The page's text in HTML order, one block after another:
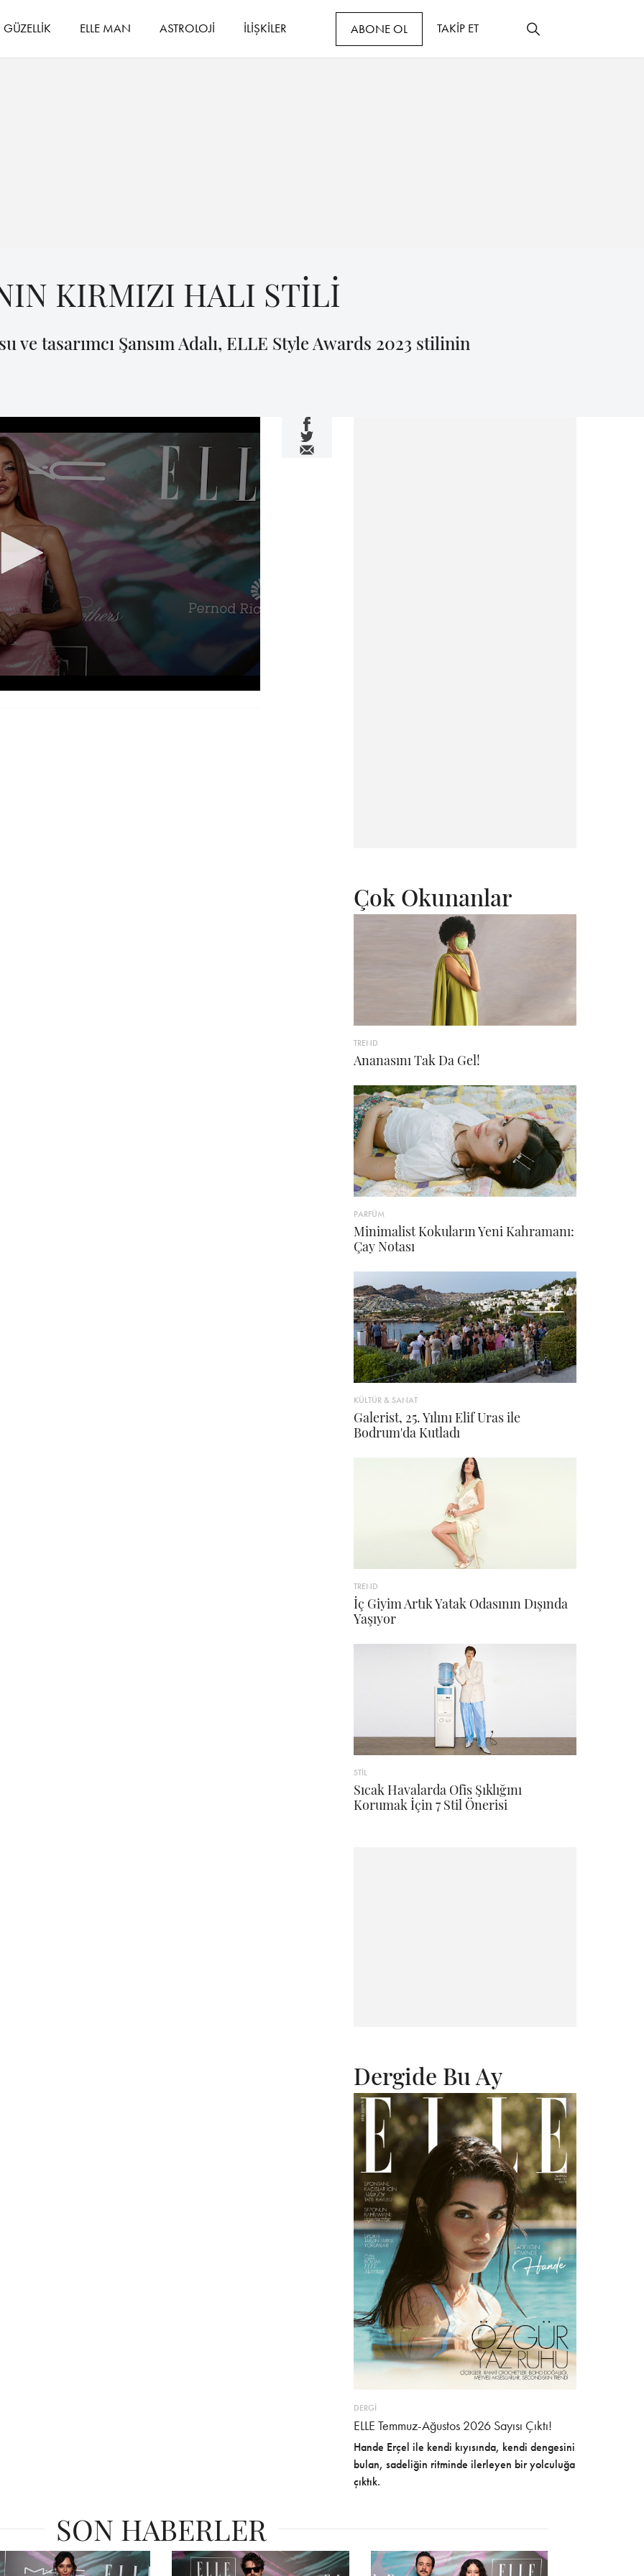
GÜZELLİK ELLE MAN ASTROLOJİ İLİŞKİLER ABONE OL TAKİP ET
KIRMIZI HALI STİLİ
ve tasarımcı Şansım Adalı, ELLE Style Awards 2023 stilinin
Çok Okunanlar
TREND
Ananasını Tak Da Gel!
PARFÜM
Minimalist Kokuların Yeni Kahramanı:
Çay Notası
KÜLTÜR & SANAT
Galerist, 25. Yılını Elif Uras ile
Bodrum'da Kutladı
TREND
İç Giyim Artık Yatak Odasının Dışında
Yaşıyor
STİL
Sıcak Havalarda Ofis Şıklığını
Korumak İçin 7 Stil Önerisi
Dergide Bu Ay
DERGİ
ELLE Temmuz-Ağustos 2026 Sayısı Çıktı!
Hande Erçel ile kendi kıyısında, kendi dengesini
bulan, sadeliğin ritminde ilerleyen bir yolculuğa
çıktık.
SON HABERLER